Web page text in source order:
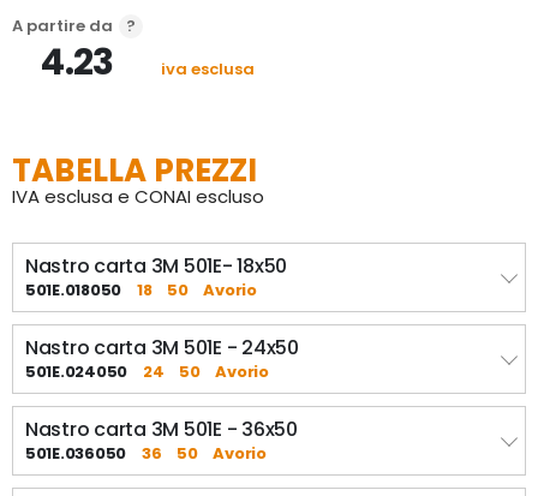
A partire da
4.23 iva esclusa
TABELLA PREZZI
IVA esclusa e CONAI escluso
Nastro carta 3M 501E- 18x50
501E.018050 18 50 Avorio
Nastro carta 3M 501E - 24x50
501E.024050 24 50 Avorio
Nastro carta 3M 501E - 36x50
501E.036050 36 50 Avorio